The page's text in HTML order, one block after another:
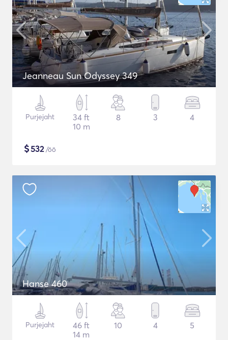
Jeanneau Sun Odyssey 349
Purjejaht
34 ft
10 m
8 3 4
$532/öö
Hanse 460
Purjejaht
46 ft
14 m
10 4 5